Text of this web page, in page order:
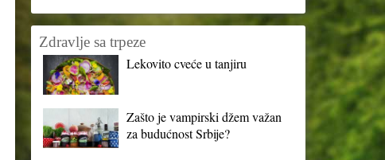
Zdravlje sa trpeze
Lekovito cveće u tanjiru
Zašto je vampirski džem važan
za budućnost Srbije?